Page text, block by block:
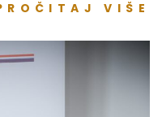
VIŠE